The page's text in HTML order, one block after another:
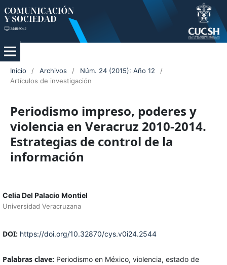
Inicio / Archivos / Núm. 24 (2015): Año 12
/
Artículos de investigación
Periodismo impreso, poderes y
violencia en Veracruz 2010-2014.
Estrategias de control de la
información
Celia Del Palacio Montiel
Universidad Veracruzana
DOI: https://doi.org/10.32870/cys.v0i24.2544
Palabras clave: Periodismo en México, violencia, estado de